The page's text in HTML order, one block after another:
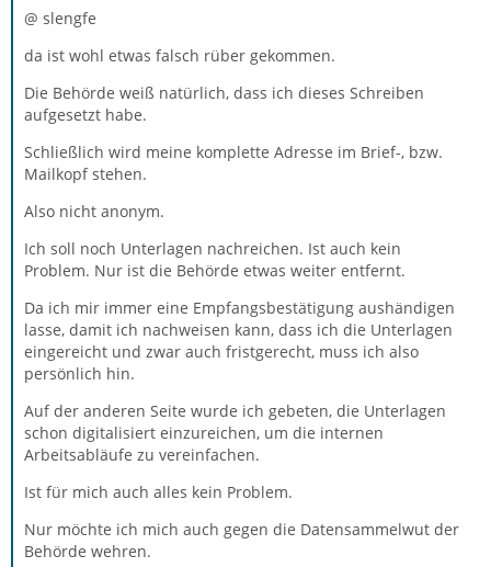
@ slengfe
da ist wohl etwas falsch rüber gekommen.
Die Behörde weiß natürlich, dass ich dieses Schreiben
aufgesetzt habe.
Schließlich wird meine komplette Adresse im Brief-, bzw.
Mailkopf stehen.
Also nicht anonym.
Ich soll noch Unterlagen nachreichen. Ist auch kein
Problem. Nur ist die Behörde etwas weiter entfernt.
Da ich mir immer eine Empfangsbestätigung aushändigen
lasse, damit ich nachweisen kann, dass ich die Unterlagen
eingereicht und zwar auch fristgerecht, muss ich also
persönlich hin.
Auf der anderen Seite wurde ich gebeten, die Unterlagen
schon digitalisiert einzureichen, um die internen
Arbeitsabläufe zu vereinfachen.
Ist für mich auch alles kein Problem.
Nur möchte ich mich auch gegen die Datensammelwut der
Behörde wehren.